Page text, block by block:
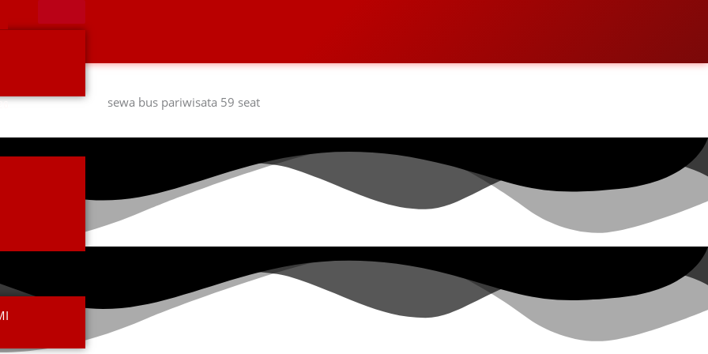
harga sewa perharinya yang murah hingga kenyamananya istimewa membuat perjalanan semakin menyenangkan dan berkesan.